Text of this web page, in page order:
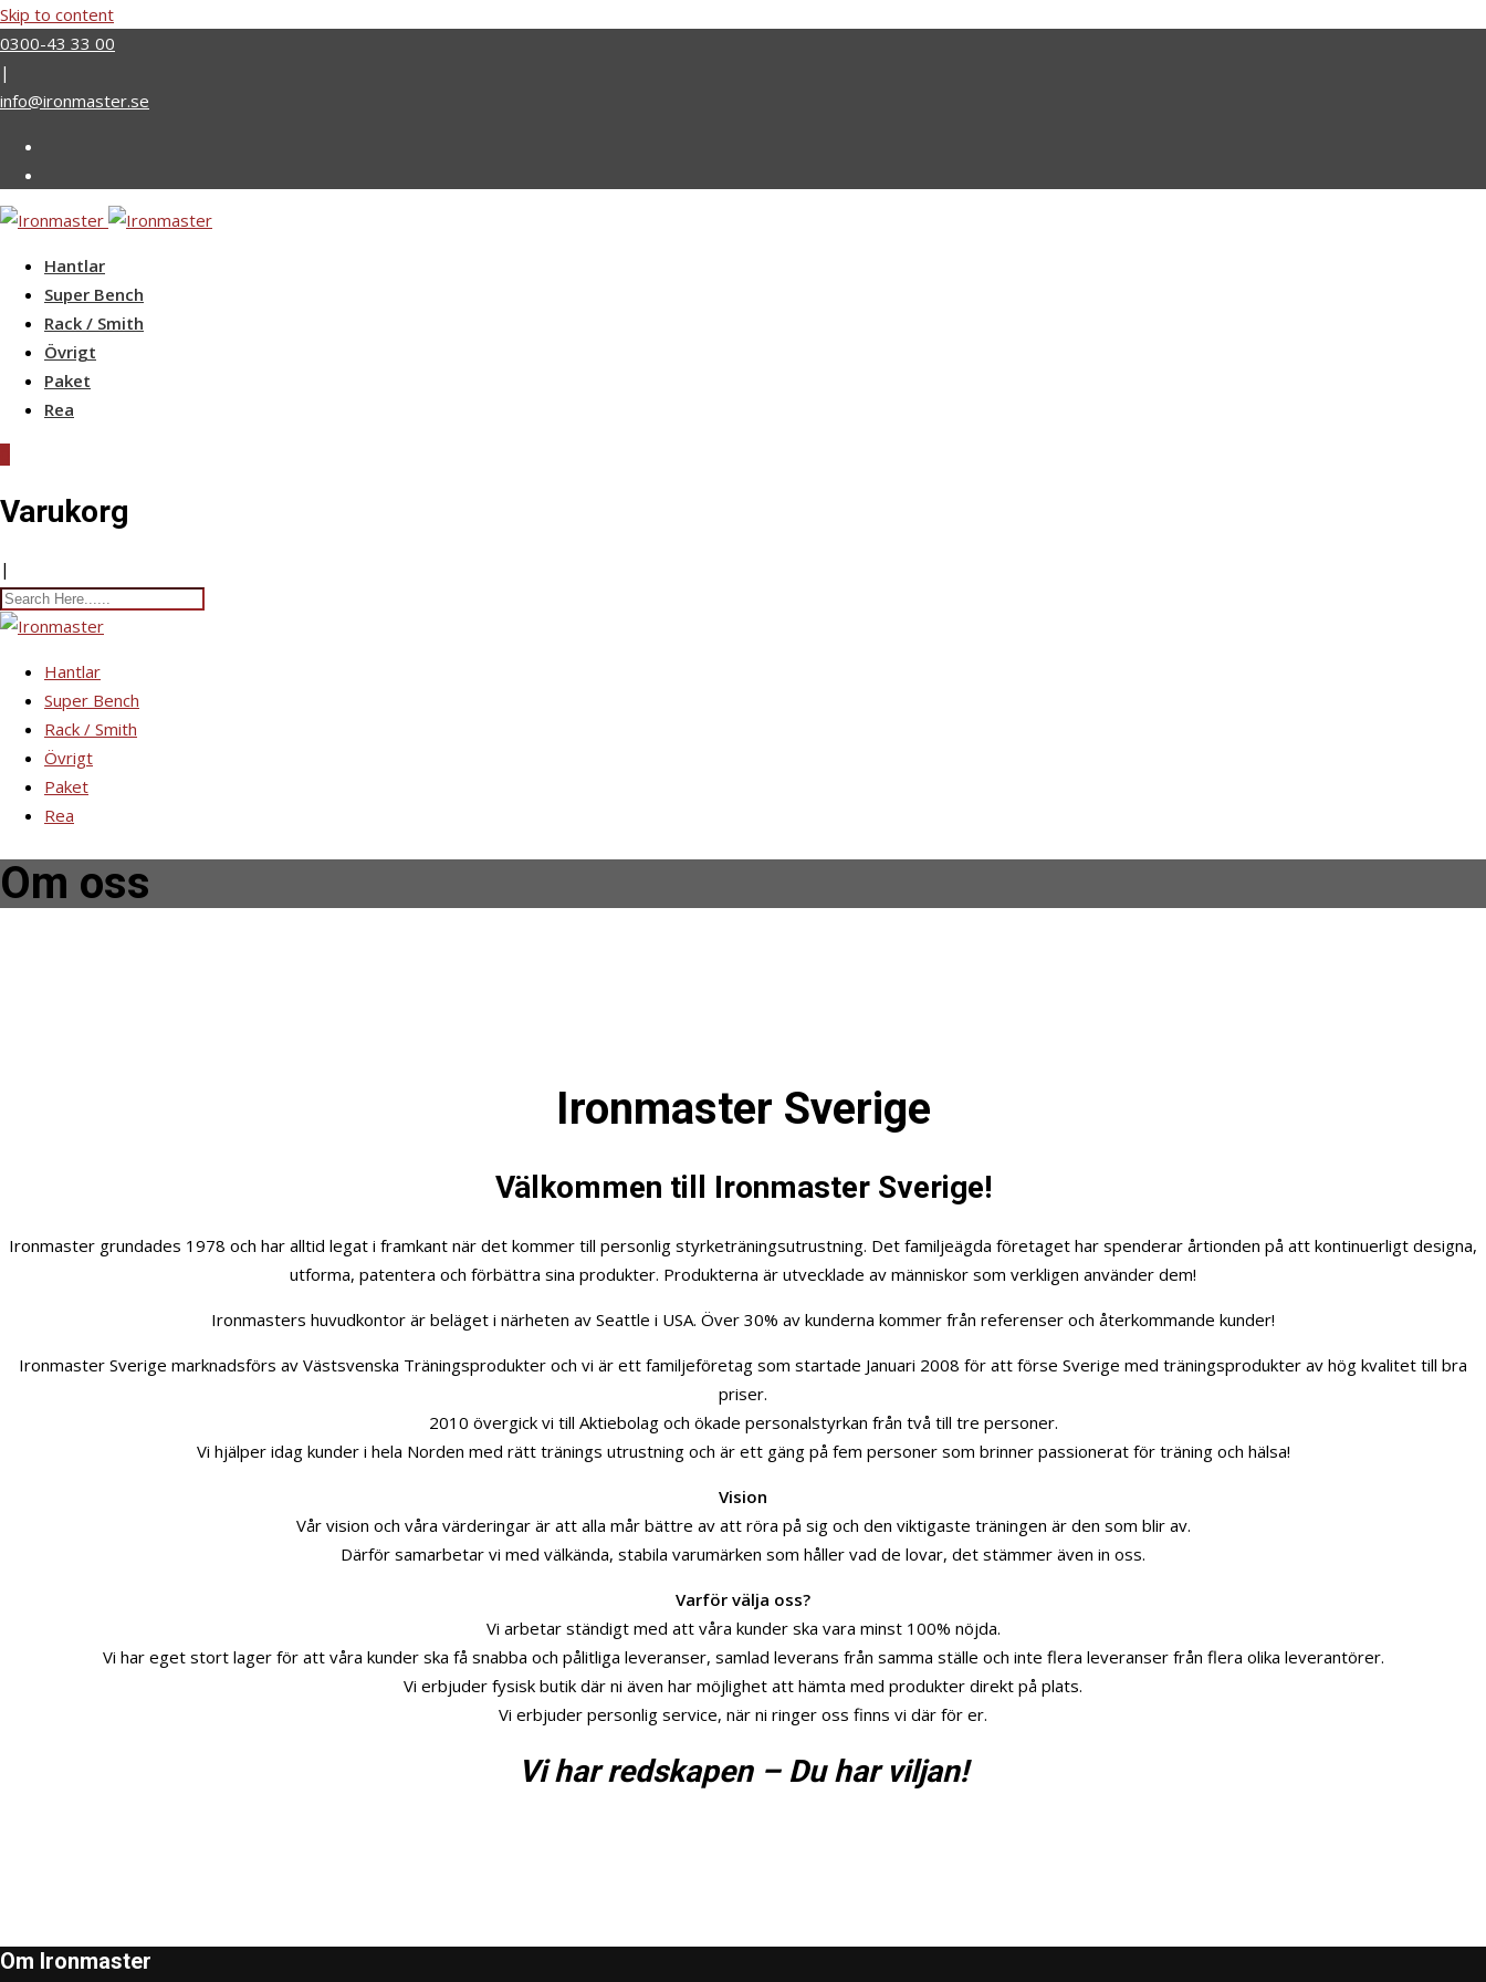
Skip to content
0300-43 33 00
|
info@ironmaster.se
Hantlar
Super Bench
Rack / Smith
Övrigt
Paket
Rea
Varukorg
|
Hantlar
Super Bench
Rack / Smith
Övrigt
Paket
Rea
Om oss
Ironmaster Sverige
Välkommen till Ironmaster Sverige!
Ironmaster grundades 1978 och har alltid legat i framkant när det kommer till personlig styrketräningsutrustning. Det familjeägda företaget har spenderar årtionden på att kontinuerligt designa,
utforma, patentera och förbättra sina produkter. Produkterna är utvecklade av människor som verkligen använder dem!
Ironmasters huvudkontor är beläget i närheten av Seattle i USA. Över 30% av kunderna kommer från referenser och återkommande kunder!
Ironmaster Sverige marknadsförs av Västsvenska Träningsprodukter och vi är ett familjeföretag som startade Januari 2008 för att förse Sverige med träningsprodukter av hög kvalitet till bra
priser.
2010 övergick vi till Aktiebolag och ökade personalstyrkan från två till tre personer.
Vi hjälper idag kunder i hela Norden med rätt tränings utrustning och är ett gäng på fem personer som brinner passionerat för träning och hälsa!
Vision
Vår vision och våra värderingar är att alla mår bättre av att röra på sig och den viktigaste träningen är den som blir av.
Därför samarbetar vi med välkända, stabila varumärken som håller vad de lovar, det stämmer även in oss.
Varför välja oss?
Vi arbetar ständigt med att våra kunder ska vara minst 100% nöjda.
Vi har eget stort lager för att våra kunder ska få snabba och pålitliga leveranser, samlad leverans från samma ställe och inte flera leveranser från flera olika leverantörer.
Vi erbjuder fysisk butik där ni även har möjlighet att hämta med produkter direkt på plats.
Vi erbjuder personlig service, när ni ringer oss finns vi där för er.
Vi har redskapen – Du har viljan!
Om Ironmaster